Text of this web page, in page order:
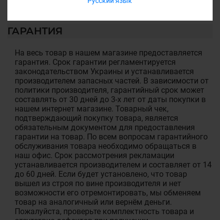
ГАРАНТИЯ
На весь товар в нашем магазине предоставляется
гарантия. Срок гарантии регламентируется
законодательством Украины и устанавливается
производителем запасных частей. В зависимости от
политики производителя, гарантийный срок может
составлять от 30 дней до 3-х лет от даты покупки в
нашем интернет магазине. Товарный чек,
подтверждающий покупку товара, является
обязательным документом для предоставления
гарантии на товар. По всем вопросам гарантийного
обслуживания товара необходимо обращаться в
наш офис. Срок рассмотрения рекламации
устанавливается производителем и составляет от 14
до 60 дней. Если будет установлено, что товар
вышел из строя по вине производителя и нет
возможности его отремонтировать, мы обменяем
товар на аналогичный или вернём деньги.
Пожалуйста, проверьте комплектность товара и